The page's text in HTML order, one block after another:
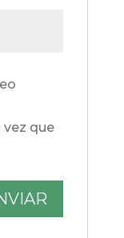
vez que